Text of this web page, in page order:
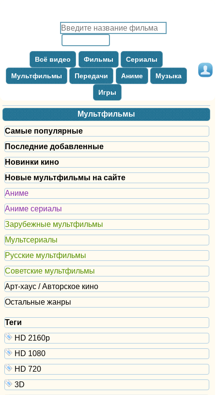
Всё видео Фильмы Сериалы
Мультфильмы Передачи Аниме Музыка
Игры
Мультфильмы
Самые популярные
Последние добавленные
Новинки кино
Новые мультфильмы на сайте
Аниме
Аниме сериалы
Зарубежные мультфильмы
Мультсериалы
Русские мультфильмы
Советские мультфильмы
Арт-хаус / Авторское кино
Остальные жанры
Теги
HD 2160р
HD 1080
HD 720
3D